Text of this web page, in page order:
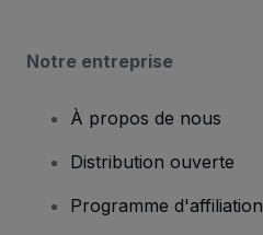
Notre entreprise
À propos de nous
Distribution ouverte
Programme d'affiliation